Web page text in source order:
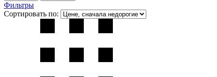
Фильтры
Сортировать по: